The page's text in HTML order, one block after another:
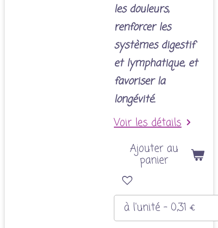
les douleurs,
renforcer les
systèmes digestif
et lymphatique, et
favoriser la
longévité.
Voir les détails
Ajouter au
panier